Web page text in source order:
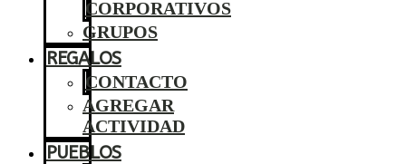
CORPORATIVOS
GRUPOS
REGALOS
CONTACTO
AGREGAR
ACTIVIDAD
PUEBLOS